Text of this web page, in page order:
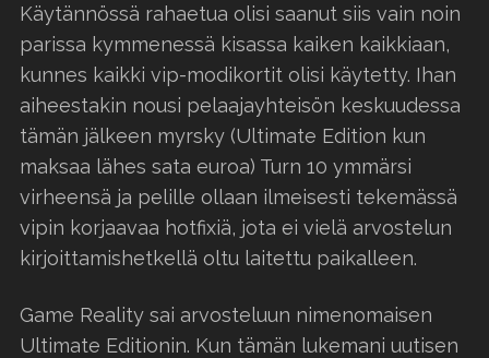
Käytännössä rahaetua olisi saanut siis vain noin
parissa kymmenessä kisassa kaiken kaikkiaan,
kunnes kaikki vip-modikortit olisi käytetty. Ihan
aiheestakin nousi pelaajayhteisön keskuudessa
tämän jälkeen myrsky (Ultimate Edition kun
maksaa lähes sata euroa) Turn 10 ymmärsi
virheensä ja pelille ollaan ilmeisesti tekemässä
vipin korjaavaa hotfixiä, jota ei vielä arvostelun
kirjoittamishetkellä oltu laitettu paikalleen.
Game Reality sai arvosteluun nimenomaisen
Ultimate Editionin. Kun tämän lukemani uutisen